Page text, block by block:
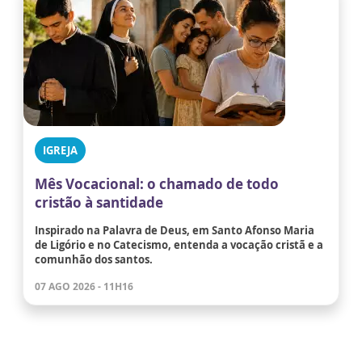
IGREJA
Mês Vocacional: o chamado de todo
cristão à santidade
Inspirado na Palavra de Deus, em Santo Afonso Maria
de Ligório e no Catecismo, entenda a vocação cristã e a
comunhão dos santos.
07 AGO 2026 - 11H16